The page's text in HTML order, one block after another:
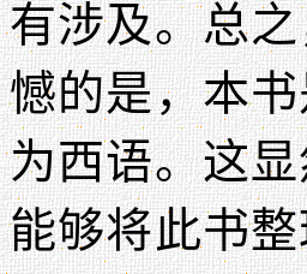
有涉及。总
憾的是，本
为西语。这
能够将此书